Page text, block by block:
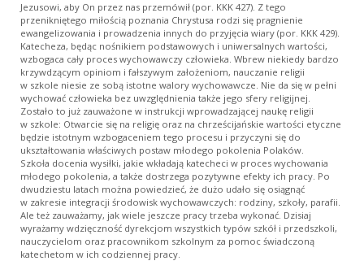
Jezusowi, aby On przez nas przemówił (por. KKK 427). Z tego
przenikniętego miłością poznania Chrystusa rodzi się pragnienie
ewangelizowania i prowadzenia innych do przyjęcia wiary (por. KKK 429).
Katecheza, będąc nośnikiem podstawowych i uniwersalnych wartości,
wzbogaca cały proces wychowawczy człowieka. Wbrew niekiedy bardzo
krzywdzącym opiniom i fałszywym założeniom, nauczanie religii
w szkole niesie ze sobą istotne walory wychowawcze. Nie da się w pełni
wychować człowieka bez uwzględnienia także jego sfery religijnej.
Zostało to już zauważone w instrukcji wprowadzającej naukę religii
w szkole: Otwarcie się na religię oraz na chrześcijańskie wartości etyczne
będzie istotnym wzbogaceniem tego procesu i przyczyni się do
ukształtowania właściwych postaw młodego pokolenia Polaków.
Szkoła docenia wysiłki, jakie wkładają katecheci w proces wychowania
młodego pokolenia, a także dostrzega pozytywne efekty ich pracy. Po
dwudziestu latach można powiedzieć, że dużo udało się osiągnąć
w zakresie integracji środowisk wychowawczych: rodziny, szkoły, parafii.
Ale też zauważamy, jak wiele jeszcze pracy trzeba wykonać. Dzisiaj
wyrażamy wdzięczność dyrekcjom wszystkich typów szkół i przedszkoli,
nauczycielom oraz pracownikom szkolnym za pomoc świadczoną
katechetom w ich codziennej pracy.